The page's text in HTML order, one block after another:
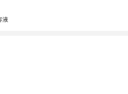
液